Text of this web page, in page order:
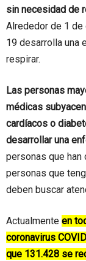
sin necesidad de
Alrededor de 1 de
19 desarrolla una
respirar.
Las personas
médicas
cardíacos o
desarrollar una
personas que han
personas que
deben buscar
Actualmente en
coronavirus
que 131.428 se